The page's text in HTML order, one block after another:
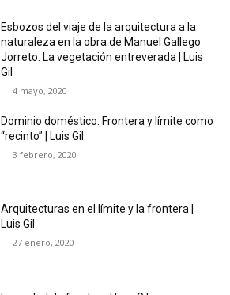
Esbozos del viaje de la arquitectura a la
naturaleza en la obra de Manuel Gallego
Jorreto. La vegetación entreverada | Luis
Gil
4 mayo, 2020
Dominio doméstico. Frontera y límite como
“recinto” | Luis Gil
3 febrero, 2020
Arquitecturas en el límite y la frontera |
Luis Gil
27 enero, 2020